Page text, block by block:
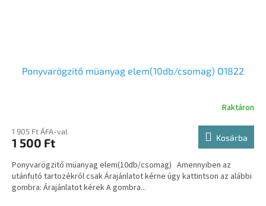
Ponyvarögzitő müanyag elem(10db/csomag) O1822
Raktáron
1 905 Ft ÁFA-val
1 500 Ft Kosárba
Ponyvarögzitő müanyag elem(10db/csomag) Amennyiben az
utánfutó tartozékról csak Árajánlatot kérne úgy kattintson az alábbi
gombra: Árajánlatot kérek A gombra...